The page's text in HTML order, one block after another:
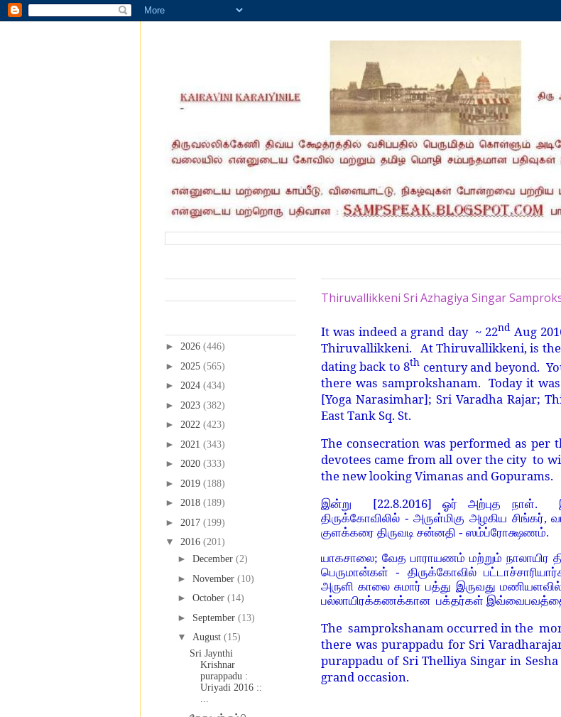
Thiruvallikkeni Sri Azhagiya Singar
It was indeed a grand day ~ 22nd Aug
Thiruvallikkeni. At Thiruvallikkeni, is the
dating back to 8th century and beyond.
there was samprokshanam. Today it
[Yoga Narasimhar]; Sri Varadha Rajar;
East Tank Sq. St.
The consecration was performed as per
devotees came from all over the city to
the new looking Vimanas and Gopurams.
இன்று [22.8.2016] ஓர் அற்புத நாள்.
திருக்கோவிலில் - அருள்மிகு அழகிய சிங்கர்,
குளக்கரை திருவடி சன்னதி - ஸம்ப்ரோக்ஷணம்.
யாகசாலை; வேத பாராயணம் மற்றும் நாலாயிர
பெருமான்கள் - திருக்கோவில்
அருளி காலை சுமார் பத்து இருவது
பல்லாயிரக்கணக்கான பக்தர்கள்
The samprokshanam occurred in the
there was purappadu for Sri
purappadu of Sri Thelliya Singar in
grand occasion.
► 2026 (446)
► 2025 (565)
► 2024 (434)
► 2023 (382)
► 2022 (423)
► 2021 (343)
► 2020 (333)
► 2019 (188)
► 2018 (189)
► 2017 (199)
▼ 2016 (201)
► December (2)
► November (10)
► October (14)
► September (13)
▼ August (15)
Sri Jaynthi
Krishnar
purappadu :
Uriyadi 2016 ::
...